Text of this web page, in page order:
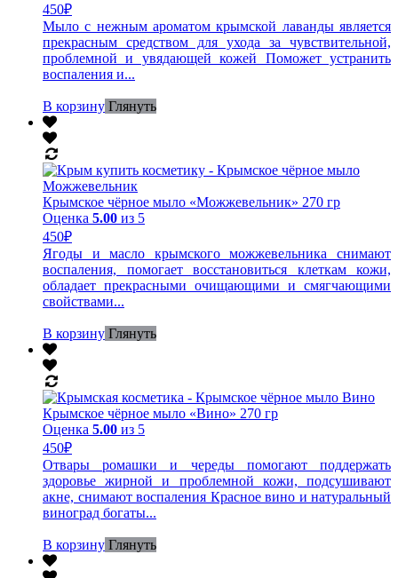
450₽
Мыло с нежным ароматом крымской лаванды является
прекрасным средством для ухода за чувствительной,
проблемной и увядающей кожей Поможет устранить
воспаления и...
В корзину Глянуть
Крымское чёрное мыло «Можжевельник» 270 гр
Оценка 5.00 из 5
450₽
Ягоды и масло крымского можжевельника снимают
воспаления, помогает восстановиться клеткам кожи,
обладает прекрасными очищающими и смягчающими
свойствами...
В корзину Глянуть
Крымское чёрное мыло «Вино» 270 гр
Оценка 5.00 из 5
450₽
Отвары ромашки и череды помогают поддержать
здоровье жирной и проблемной кожи, подсушивают
акне, снимают воспаления Красное вино и натуральный
виноград богаты...
В корзину Глянуть